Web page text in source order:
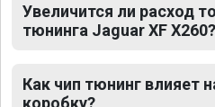
Увеличится ли расход
тюнинга Jaguar XF X260?
Как чип тюнинг влияет
коробку?